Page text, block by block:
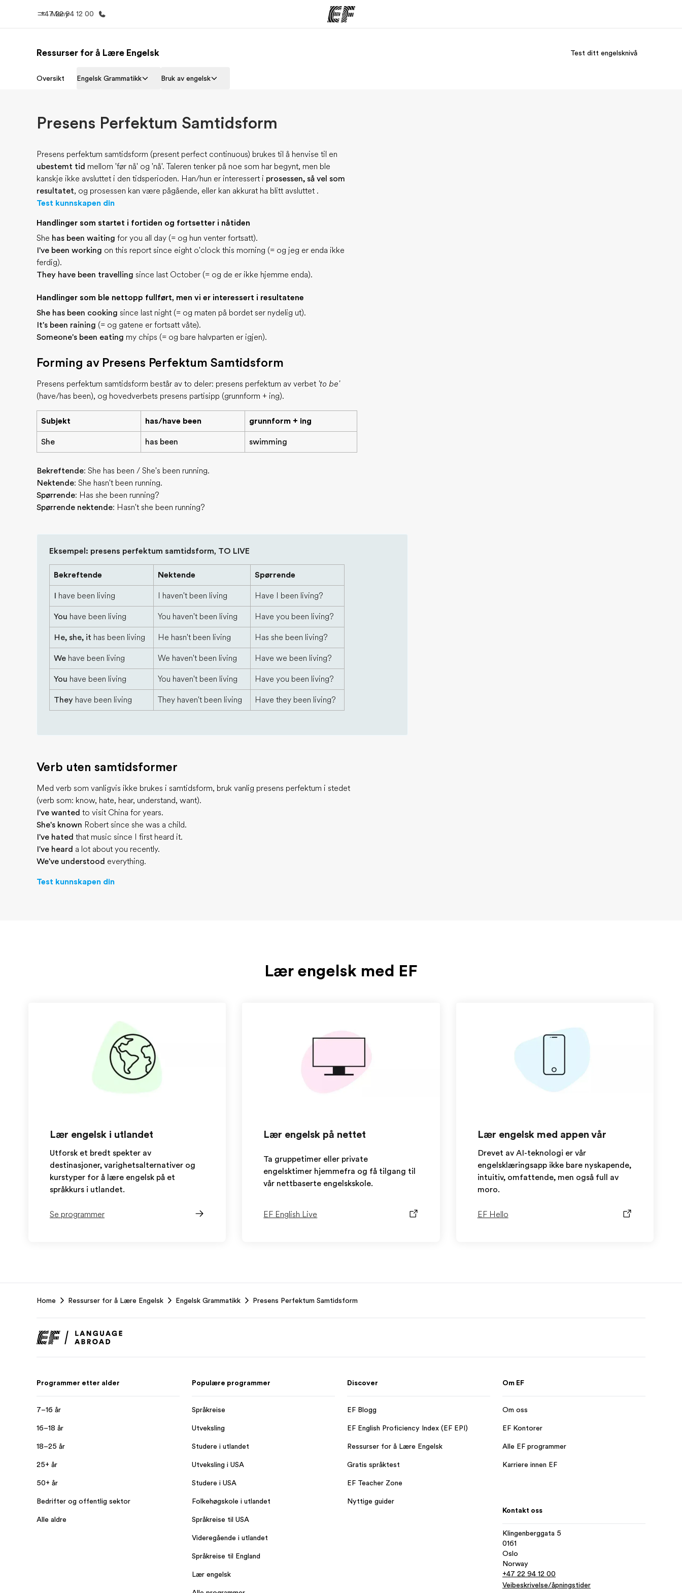
Meny
+47 22 94 12 00
Hjem Programmer
Ressurser for å Lære Engelsk Test ditt engelsknivå
Oversikt Engelsk Grammatikk Bruk av engelsk
Presens Perfektum Samtidsform
Presens perfektum samtidsform (present perfect continuous) brukes til å henvise til en
ubestemt tid mellom 'før nå' og 'nå'. Taleren tenker på noe som har begynt, men ble
kanskje ikke avsluttet i den tidsperioden. Han/hun er interessert i prosessen, så vel som
resultatet, og prosessen kan være pågående, eller kan akkurat ha blitt avsluttet .
Test kunnskapen din
Handlinger som startet i fortiden og fortsetter i nåtiden
She has been waiting for you all day (= og hun venter fortsatt).
I've been working on this report since eight o'clock this morning (= og jeg er enda ikke
ferdig).
They have been travelling since last October (= og de er ikke hjemme enda).
Handlinger som ble nettopp fullført, men vi er interessert i resultatene
She has been cooking since last night (= og maten på bordet ser nydelig ut).
It's been raining (= og gatene er fortsatt våte).
Someone's been eating my chips (= og bare halvparten er igjen).
Forming av Presens Perfektum Samtidsform
Presens perfektum samtidsform består av to deler: presens perfektum av verbet 'to be'
(have/has been), og hovedverbets presens partisipp (grunnform + ing).
Subjekt has/have been grunnform + ing
She has been swimming
Bekreftende: She has been / She's been running.
Nektende: She hasn't been running.
Spørrende: Has she been running?
Spørrende nektende: Hasn't she been running?
Eksempel: presens perfektum samtidsform, TO LIVE
Bekreftende Nektende Spørrende
I have been living I haven't been living Have I been living?
You have been living You haven't been living Have you been living?
He, she, it has been living He hasn't been living Has she been living?
We have been living We haven't been living Have we been living?
You have been living You haven't been living Have you been living?
They have been living They haven't been living Have they been living?
Verb uten samtidsformer
Med verb som vanligvis ikke brukes i samtidsform, bruk vanlig presens perfektum i stedet
(verb som: know, hate, hear, understand, want).
I've wanted to visit China for years.
She's known Robert since she was a child.
I've hated that music since I first heard it.
I've heard a lot about you recently.
We've understood everything.
Test kunnskapen din
Lær engelsk med EF
Lær engelsk i utlandet
Utforsk et bredt spekter av
destinasjoner, varighetsalternativer og
kurstyper for å lære engelsk på et
språkkurs i utlandet.
Se programmer
Lær engelsk på nettet
Ta gruppetimer eller private
engelsktimer hjemmefra og få tilgang til
vår nettbaserte engelskskole.
EF English Live
Lær engelsk med appen vår
Drevet av AI-teknologi er vår
engelsklæringsapp ikke bare nyskapende,
intuitiv, omfattende, men også full av
moro.
EF Hello
Home Ressurser for å Lære Engelsk Engelsk Grammatikk Presens Perfektum Samtidsform
Programmer etter alder
7–16 år
16–18 år
18–25 år
25+ år
50+ år
Bedrifter og offentlig sektor
Alle aldre
Populære programmer
Språkreise
Utveksling
Studere i utlandet
Utveksling i USA
Studere i USA
Folkehøgskole i utlandet
Språkreise til USA
Videregående i utlandet
Språkreise til England
Lær engelsk
Discover
EF Blogg
EF English Proficiency Index (EF EPI)
Ressurser for å Lære Engelsk
Gratis språktest
EF Teacher Zone
Nyttige guider
Om EF
Om oss
EF Kontorer
Alle EF programmer
Karriere innen EF
Kontakt oss
Klingenberggata 5
0161
Oslo
Norway
+47 22 94 12 00
Veibeskrivelse/åpningstider